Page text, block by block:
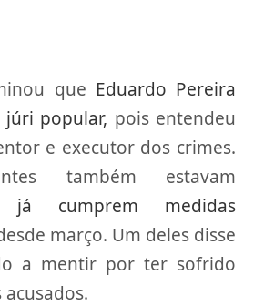
que Eduardo Pereira
júri popular, pois entendeu
e executor dos crimes.
também estavam
já cumprem medidas
março. Um deles disse
a mentir por ter sofrido